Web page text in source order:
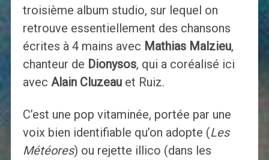
troisième album studio, sur lequel on
retrouve essentiellement des chansons
écrites à 4 mains avec Mathias Malzieu,
chanteur de Dionysos, qui a coréalisé ici
avec Alain Cluzeauet Ruiz.
C’est une pop vitaminée, portée par une
voix bien identifiable qu’on adopte (Les
Météores) ou rejette illico (dans les